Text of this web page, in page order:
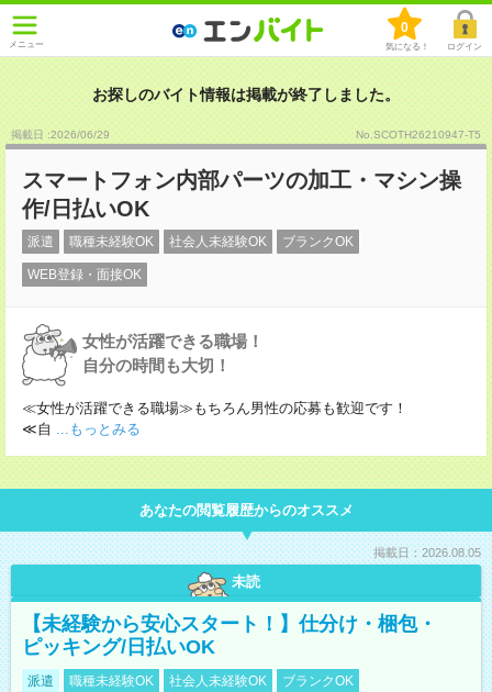
メニュー
0
気になる！ ログイン
お探しのバイト情報は掲載が終了しました。
掲載日 :2026/06/29 No.SCOTH26210947-T5
スマートフォン内部パーツの加工・マシン操
作/日払いOK
派遣 職種未経験OK 社会人未経験OK ブランクOK
WEB登録・面接OK
女性が活躍できる職場！
自分の時間も大切！
≪女性が活躍できる職場≫もちろん男性の応募も歓迎です！
≪自 ...もっとみる
あなたの閲覧履歴からのオススメ
掲載日：2026.08.05
未読
【未経験から安心スタート！】仕分け・梱包・
ピッキング/日払いOK
派遣 職種未経験OK 社会人未経験OK
ブランクOK